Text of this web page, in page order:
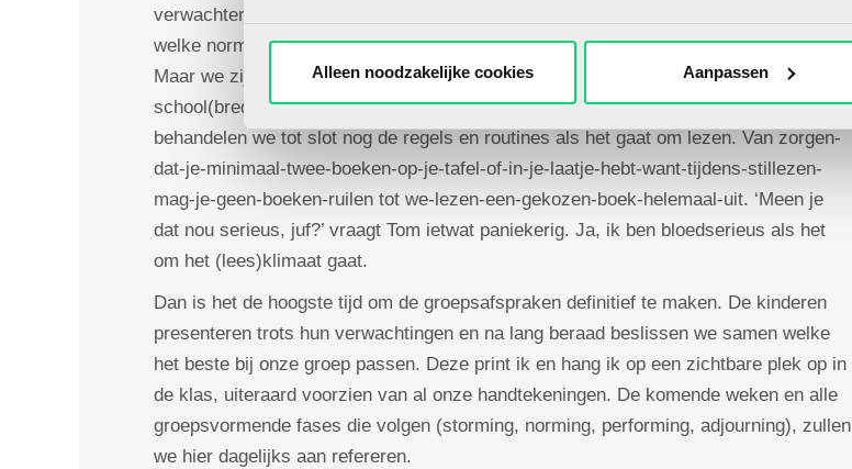
Alleen noodzakelijke cookies Aanpassen
verwachten mijn achtstegroepers in hun laatste jaar op de basisschool? En vooral:
welke normen en waarden vinden mijn duo en ik belangrijk?
Maar we zijn er nog lang niet. Een kleine opfriscursus omtrent de
school(brede)regels volgt en voordat de zinderende hitte haar hoogtepunt bereikt,
behandelen we tot slot nog de regels en routines als het gaat om lezen. Van zorgen-
dat-je-minimaal-twee-boeken-op-je-tafel-of-in-je-laatje-hebt-want-tijdens-stillezen-
mag-je-geen-boeken-ruilen tot we-lezen-een-gekozen-boek-helemaal-uit. ‘Meen je
dat nou serieus, juf?’ vraagt Tom ietwat paniekerig. Ja, ik ben bloedserieus als het
om het (lees)klimaat gaat.
Dan is het de hoogste tijd om de groepsafspraken definitief te maken. De kinderen
presenteren trots hun verwachtingen en na lang beraad beslissen we samen welke
het beste bij onze groep passen. Deze print ik en hang ik op een zichtbare plek op in
de klas, uiteraard voorzien van al onze handtekeningen. De komende weken en alle
groepsvormende fases die volgen (storming, norming, performing, adjourning), zullen
we hier dagelijks aan refereren.